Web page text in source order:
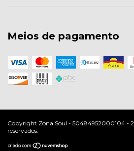
Meios de pagamento
Copyright Zona Soul - 50484952000104 -
reservados.